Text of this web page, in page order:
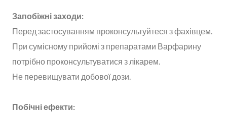
Запобіжні заходи:
Перед застосуванням проконсультуйтеся з фахівцем.
При сумісному прийомі з препаратами Варфарину
потрібно проконсультуватися з лікарем.
Не перевищувати добової дози.
Побічні ефекти: